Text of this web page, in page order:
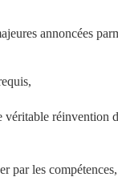
annoncées
réinvention
par les compétences,